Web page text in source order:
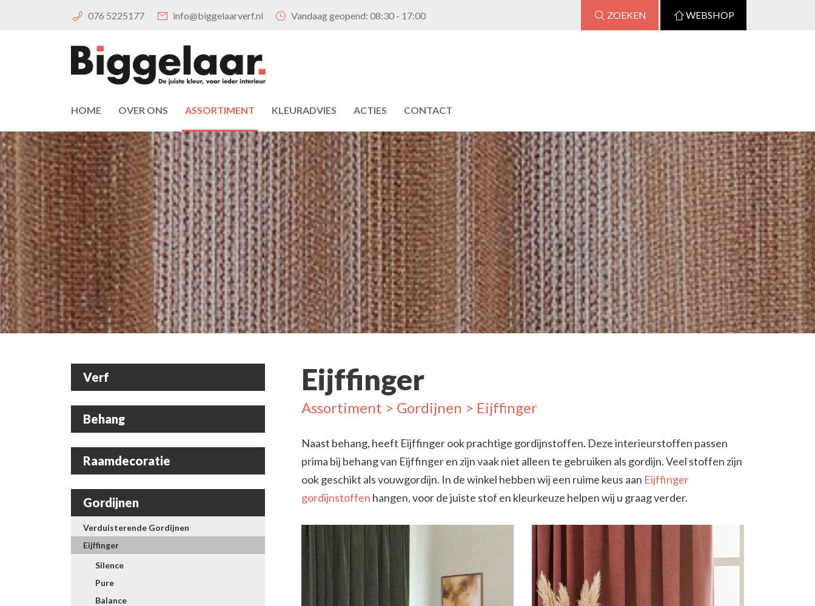
076 5225177 info@biggelaarverf.nl Vandaag geopend:08:30 - 17:00 ZOEKEN WEBSHOP
HOME OVER ONS ASSORTIMENT KLEURADVIES ACTIES CONTACT
Verf
Behang
Raamdecoratie
Gordijnen
Verduisterende Gordijnen
Eijffinger
Silence
Pure
Balance
Eijffinger
Assortiment > Gordijnen > Eijffinger
Naast behang, heeft Eijffinger ook prachtige gordijnstoffen. Deze interieurstoffen passen
prima bij behang van Eijffinger en zijn vaak niet alleen te gebruiken als gordijn. Veel stoffen zijn
ook geschikt als vouwgordijn. In de winkel hebben wij een ruime keus aan Eijffinger
gordijnstoffen hangen, voor de juiste stof en kleurkeuze helpen wij u graag verder.